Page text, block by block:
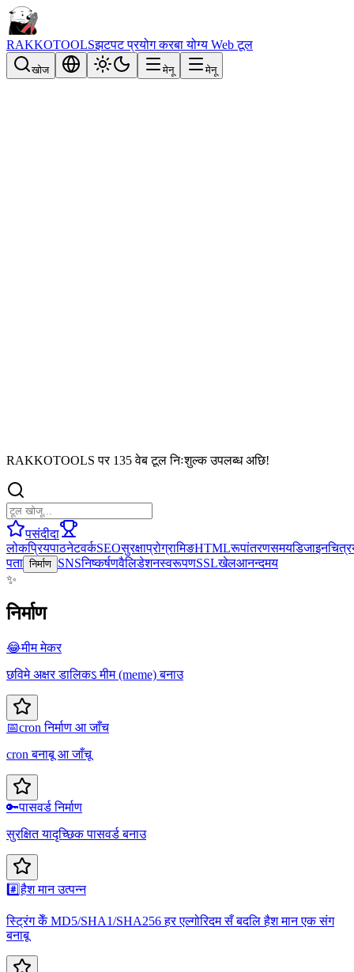
RAKKOTOOLSझटपट प्रयोग करबा योग्य Web टूल
खोज मेनू मेनू
RAKKOTOOLS पर 135 वेब टूल निःशुल्क उपलब्ध अछि!
पसंदीदा
लोकप्रियपाठनेटवर्कSEOसुरक्षाप्रोग्रामिङHTMLरूपांतरणसमयडिजाइनचित्र
पता निर्माण SNSनिष्कर्षणवैलिडेशनस्वरूपणSSLखेलआनन्दमय
✨
निर्माण
😂मीम मेकर
छविमे अक्षर डालिकऽ मीम (meme) बनाउ
📅cron निर्माण आ जाँच
cron बनाबू आ जाँचू
🔑पासवर्ड निर्माण
सुरक्षित यादृच्छिक पासवर्ड बनाउ
#️⃣हैश मान उत्पन्न
स्ट्रिंग केँ MD5/SHA1/SHA256 हर एल्गोरिदम सँ बदलि हैश मान एक संग
बनाबू